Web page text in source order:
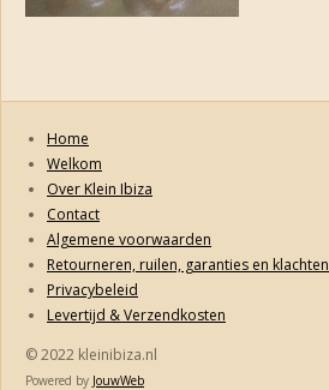
Home
Welkom
Over Klein Ibiza
Contact
Algemene voorwaarden
Retourneren, ruilen, garanties en klachten
Privacybeleid
Levertijd & Verzendkosten
© 2022 kleinibiza.nl
Powered by JouwWeb